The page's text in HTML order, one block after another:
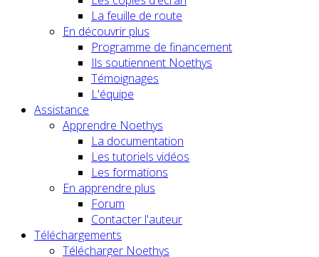
La feuille de route
En découvrir plus
Programme de financement
Ils soutiennent Noethys
Témoignages
L'équipe
Assistance
Apprendre Noethys
La documentation
Les tutoriels vidéos
Les formations
En apprendre plus
Forum
Contacter l'auteur
Téléchargements
Télécharger Noethys